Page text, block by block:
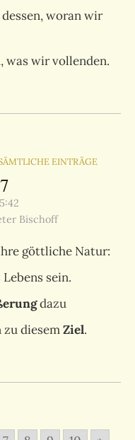
woran wir
was wir vollenden.
EINTRÄGE
Bischoff
göttliche Natur:
Lebens sein.
dazu
zu diesemZiel.